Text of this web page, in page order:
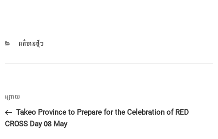
CATEGORIES
ពត៌មានថ្មីៗ
ការ​
នាំទិស​
ប្រកាស
អត្ថបទ
មុន
ក្រោយ
Takeo Province to Prepare for the Celebration of RED
CROSS Day 08 May